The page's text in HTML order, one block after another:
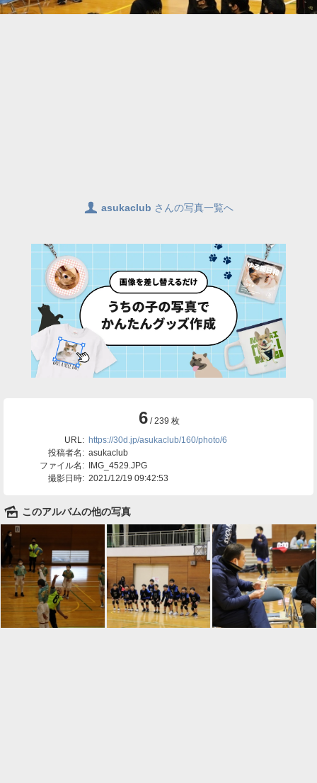
👤 asukaclub さんの写真一覧へ
6/ 239 枚
URL: https://30d.jp/asukaclub/160/photo/6
投稿者名: asukaclub
ファイル名: IMG_4529.JPG
撮影日時: 2021/12/19 09:42:53
🌄 このアルバムの他の写真